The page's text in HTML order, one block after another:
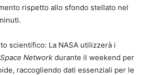
rispetto allo sfondo stellato nel
scientifico: La NASA utilizzerà i
Network durante il weekend per
raccogliendo dati essenziali per le